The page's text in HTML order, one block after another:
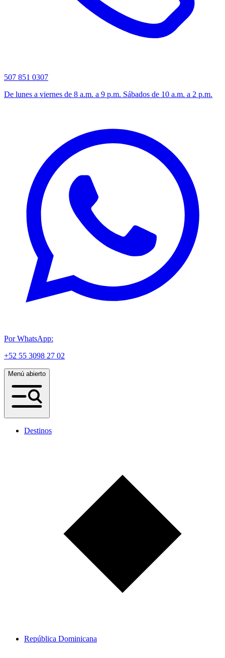
507 851 0307
De lunes a viernes de 8 a.m. a 9 p.m. Sábados de 10 a.m. a 2 p.m.
Por WhatsApp:
+52 55 3098 27 02
Menú abierto
Destinos
República Dominicana